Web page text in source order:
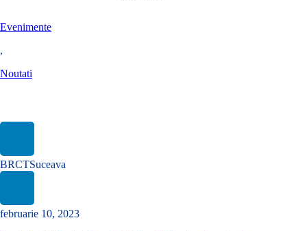
Evenimente
,
Noutati
BRCTSuceava
februarie 10, 2023